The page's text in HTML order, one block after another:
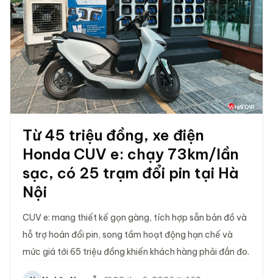
Từ 45 triệu đồng, xe điện
Honda CUV e: chạy 73km/lần
sạc, có 25 trạm đổi pin tại Hà
Nội
CUV e: mang thiết kế gọn gàng, tích hợp sẵn bản đồ và
hỗ trợ hoán đổi pin, song tầm hoạt động hạn chế và
mức giá tới 65 triệu đồng khiến khách hàng phải đắn đo.